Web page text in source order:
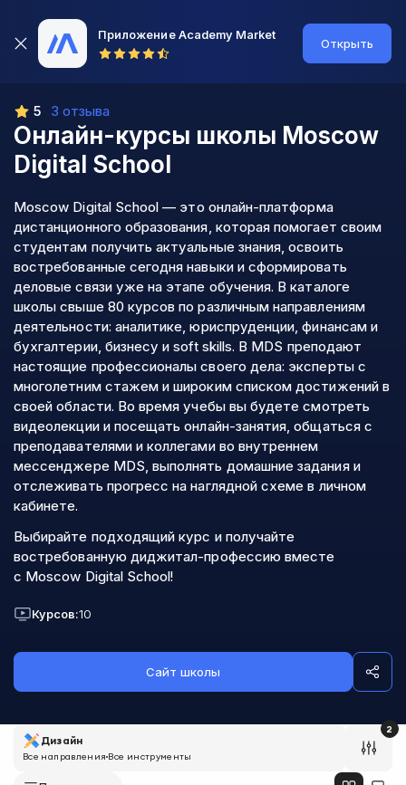
Приложение Academy Market
Открыть
Онлайн-курсы школы Moscow
Digital School
5 3 отзыва
Moscow Digital School — это онлайн-платформа
дистанционного образования, которая помогает своим
студентам получить актуальные знания, освоить
востребованные сегодня навыки и сформировать
деловые связи уже на этапе обучения. В каталоге
школы свыше 80 курсов по различным направлениям
деятельности: аналитике, юриспруденции, финансам и
бухгалтерии, бизнесу и soft skills. В MDS преподают
настоящие профессионалы своего дела: эксперты с
многолетним стажем и широким списком достижений в
своей области. Во время учебы вы будете смотреть
видеолекции и посещать онлайн-занятия, общаться с
преподавателями и коллегами во внутреннем
мессенджере MDS, выполнять домашние задания и
отслеживать прогресс на наглядной схеме в личном
кабинете.
Выбирайте подходящий курс и получайте
востребованную диджитал-профессию вместе
с Moscow Digital School!
Курсов:10
Сайт школы
Дизайн
Все направленияВсе инструменты
2